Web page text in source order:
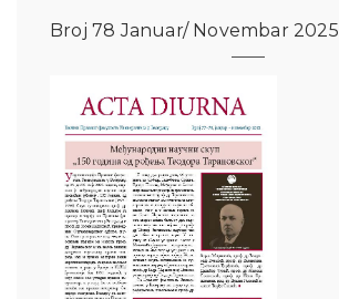
Broj 78 Januar/ Novembar 2025